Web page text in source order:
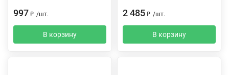
997 ₽ /шт.
В корзину
2 485 ₽ /шт.
В корзину